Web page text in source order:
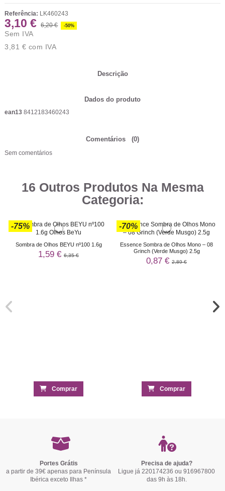
Referência: LK460243
3,10 € 6,20 € -50%
Sem IVA
3,81 € com IVA
Descrição
Dados do produto
ean13 8412183460243
Comentários (0)
Sem comentários
16 Outros Produtos Na Mesma
Categoria:
-75%
Sombra de Olhos BEYU nº100 1.6g
1,59 € 6,35 €
Comprar
-70%
Essence Sombra de Olhos Mono – 08
Grinch (Verde Musgo) 2.5g
0,87 € 2,89 €
Comprar
Portes Grátis
a partir de 39€ apenas para Península
Ibérica exceto Ilhas *
Precisa de ajuda?
Ligue já 220174236 ou 916967800
das 9h às 18h.